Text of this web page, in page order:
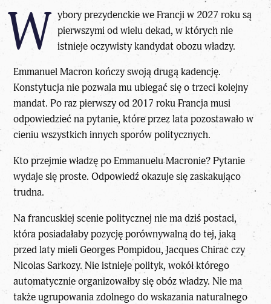
W ybory prezydenckie we Francji w 2027 rokusą
pierwszymi od wielu dekad, w których nie
istnieje oczywisty kandydat obozu władzy.
Emmanuel Macronkończy swoją drugą kadencję.
Konstytucja nie pozwala mu ubiegać się o trzeci kolejny
mandat. Po raz pierwszy od 2017 roku Francja musi
odpowiedzieć na pytanie, które przez lata pozostawało w
cieniu wszystkich innych sporów politycznych.
Kto przejmie władzę po Emmanuelu Macronie? Pytanie
wydaje się proste. Odpowiedź okazuje się zaskakująco
trudna.
Na francuskiej scenie politycznej nie ma dziś postaci,
która posiadałaby pozycję porównywalną do tej, jaką
przed laty mieli Georges Pompidou, Jacques Chirac czy
Nicolas Sarkozy. Nie istnieje polityk, wokół którego
automatycznie organizowałby się obóz władzy. Nie ma
także ugrupowania zdolnego do wskazania naturalnego